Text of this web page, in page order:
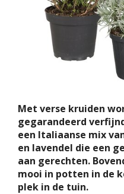
Met verse kruiden
gegarandeerd
een Italiaanse mix
en lavendel die een
aan gerechten.
mooi in potten in de
plek in de tuin.